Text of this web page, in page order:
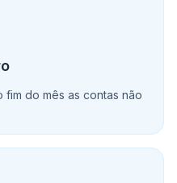
do mês as contas não